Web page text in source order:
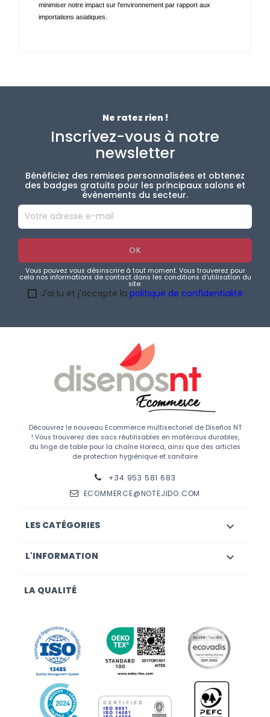
minimiser notre impact sur l'environnement par rapport aux
importations asiatiques.
Ne ratez rien !
Inscrivez-vous à notre
newsletter
Bénéficiez des remises personnalisées et obtenez
des badges gratuits pour les principaux salons et
évènements du secteur.
Vous pouvez vous désinscrire à tout moment. Vous trouverez pour
cela nos informations de contact dans les conditions d'utilisation du
site.
J'ai lu et j'accepte la politique de confidentialité
Découvrez le nouveau Ecommerce multisectoriel de Diseños NT
! Vous trouverez des sacs réutilisables en matériaux durables,
du linge de table pour la chaîne Horeca, ainsi que des articles
de protection hygiénique et sanitaire
+34 953 581 683
ECOMMERCE@NOTEJIDO.COM
LES CATÉGORIES 
L'INFORMATION 
LA QUALITÉ